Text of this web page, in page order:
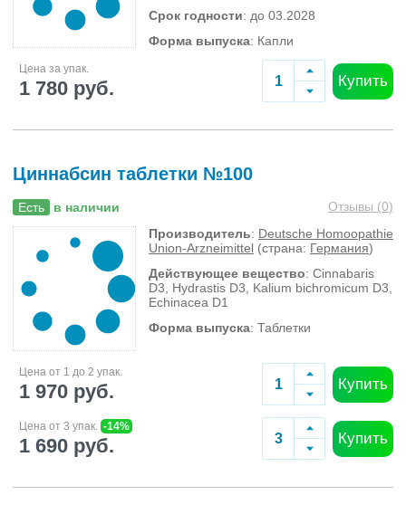
Срок годности: до 03.2028
Форма выпуска: Капли
Цена за упак.
1 780 руб. Купить
Циннабсин таблетки №100
Есть в наличии Отзывы (0)
Производитель: Deutsche Homoopathie
Union-Arzneimittel (страна: Германия)
Действующее вещество: Cinnabaris
D3, Hydrastis D3, Kalium bichromicum D3,
Echinacea D1
Форма выпуска: Таблетки
Цена от 1 до 2 упак.
1 970 руб. Купить
Цена от 3 упак. -14%
1 690 руб. Купить